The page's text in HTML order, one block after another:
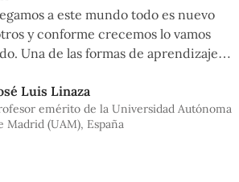
a este mundo todo es nuevo
y conforme crecemos lo vamos
Una de las formas de aprendizaje
tenemos es jugar, pues nos permite
habilidades que, posteriormente,
de las actividades de nuestro día a
Linaza ha dedicado gran parte de su
Luis Linaza
emérito de la Universidad Autónoma
Madrid (UAM), España